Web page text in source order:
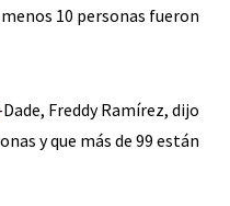
10 personas fueron
Freddy Ramírez, dijo
y que más de 99 están